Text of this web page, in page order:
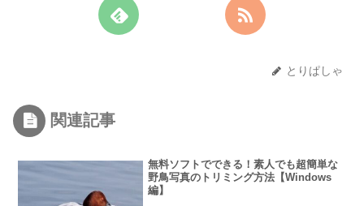
とりぱしゃ
関連記事
無料ソフトでできる！素人でも超簡単な
野鳥写真のトリミング方法【Windows
編】